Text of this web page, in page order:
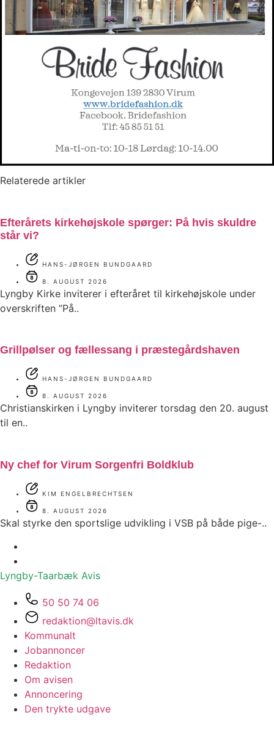
Relaterede artikler
Efterårets kirkehøjskole spørger: På hvis skuldre
står vi?
HANS-JØRGEN BUNDGAARD
8. AUGUST 2026
Lyngby Kirke inviterer i efteråret til kirkehøjskole under
overskriften ”På..
Grillpølser og fællessang i præstegårdshaven
HANS-JØRGEN BUNDGAARD
8. AUGUST 2026
Christianskirken i Lyngby inviterer torsdag den 20. august
til en..
Ny chef for Virum Sorgenfri Boldklub
KIM ENGELBRECHTSEN
8. AUGUST 2026
Skal styrke den sportslige udvikling i VSB på både pige-..
Lyngby-Taarbæk Avis
50 50 74 06
redaktion@ltavis.dk
Kommunalt
Jobannoncer
Redaktion
Om avisen
Annoncering
Den trykte udgave